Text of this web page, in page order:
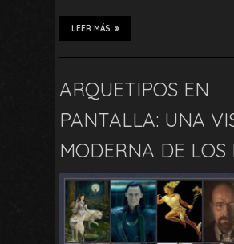
LEER MÁS
ARQUETIPOS EN
PANTALLA: UNA
MODERNA DE LOS